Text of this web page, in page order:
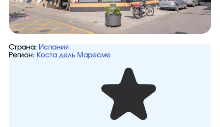
Страна: Испания
Регион: Коста дель Маресме